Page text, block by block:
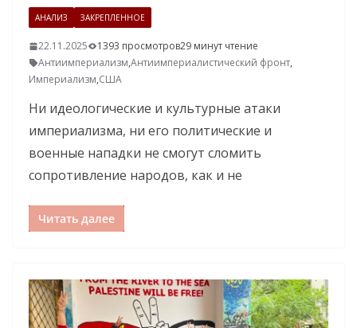
АНАЛИЗ ЗАКРЕПЛЕННОЕ
22.11.2025 1393 просмотров29 минут чтение
Антиимпериализм,Антиимпериалистический фронт,
Империализм,США
Ни идеологические и культурные атаки
империализма, ни его политические и
военные нападки не смогут сломить
сопротивление народов, как и не
Читать далее